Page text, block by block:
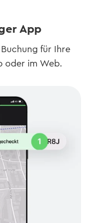
App
für Ihre
oder im Web.